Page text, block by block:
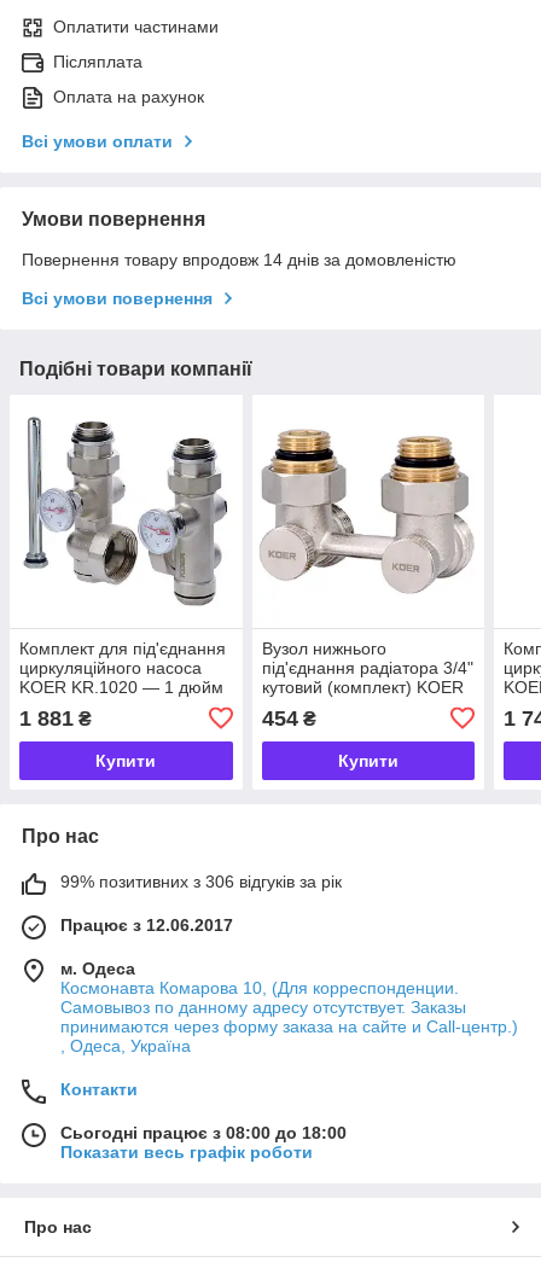
Оплатити частинами
Післяплата
Оплата на рахунок
Всі умови оплати
Умови повернення
Повернення товару впродовж 14 днів за домовленістю
Всі умови повернення
Подібні товари компанії
Комплект для під'єднання
циркуляційного насоса
KOER KR.1020 — 1 дюйм
1 881 ₴
Купити
Вузол нижнього
під'єднання радіатора 3/4"
кутовий (комплект) KOER
454₴
Купити
1
Про нас
99% позитивних з 306 відгуків за рік
Працює з 12.06.2017
м. Одеса
Космонавта Комарова 10, (Для корреспонденции.
Самовывоз по данному адресу отсутствует. Заказы
принимаются через форму заказа на сайте и Call-центр.)
, Одеса, Україна
Контакти
Сьогодні працює з 08:00 до 18:00
Показати весь графік роботи
Про нас